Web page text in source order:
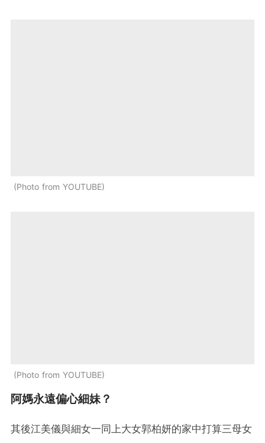
Photo from YOUTUBE
Photo from YOUTUBE
阿媽永遠偏心細妹？
其後江美儀與細女一同上大女郭柏妍的家中打算三母女